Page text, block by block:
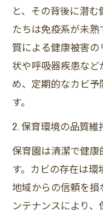
と、その背後に潜
たちは免疫系が未
質による健康被害
状や呼吸器疾患な
め、定期的なカビ
す。
2. 保育環境の品質維
保育園は清潔で健
す。カビの存在は
地域からの信頼を損
ンテナンスにより